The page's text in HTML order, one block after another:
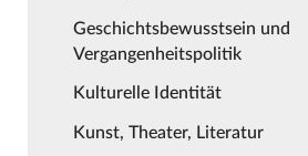
Geschichtsbewusstsein und
Vergangenheitspolitik
Kulturelle Identität
Kunst, Theater, Literatur